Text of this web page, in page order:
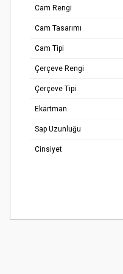
Cam Rengi
Cam Tasarımı
Cam Tipi
Çerçeve Rengi
Çerçeve Tipi
Ekartman
Sap Uzunluğu
Cinsiyet
Görüş ve önerileriniz için